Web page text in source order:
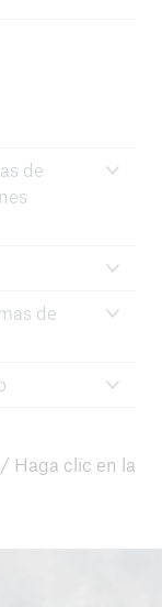
de
de
Haga clic en la